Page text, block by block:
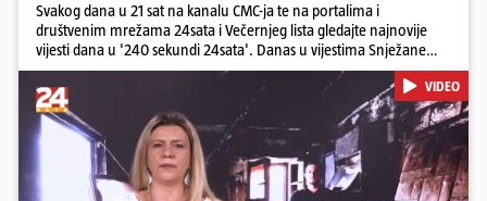
Svakog dana u 21 sat na kanalu CMC-ja te na portalima i
društvenim mrežama 24sata i Večernjeg lista gledajte najnovije
vijesti dana u '240 sekundi 24sata'. Danas u vijestima Snježane
Krnetić: Turisti uništili apartman u Istri, 125 milijuna eura mogla bi
stajati sanacija otpada u Gospiću, u Osijeku pretukli nogometnog
suca, od utorka nove cijene goriva, rastu mirovine za 200 tisuća
branitelja...
VIDEO